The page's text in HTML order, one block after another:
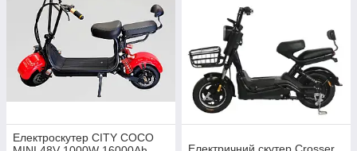
Електроскутер CITY COCO